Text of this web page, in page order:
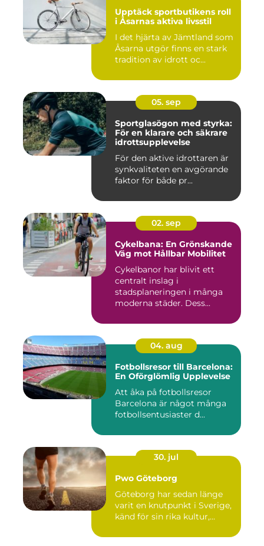
Upptäck sportbutikens roll
i Åsarnas aktiva livsstil
I det hjärta av Jämtland som
Åsarna utgör finns en stark
tradition av idrott oc...
05. sep
Sportglasögon med styrka:
För en klarare och säkrare
idrottsupplevelse
För den aktive idrottaren är
synkvaliteten en avgörande
faktor för både pr...
02. sep
Cykelbana: En Grönskande
Väg mot Hållbar Mobilitet
Cykelbanor har blivit ett
centralt inslag i
stadsplaneringen i många
moderna städer. Dess...
04. aug
Fotbollsresor till Barcelona:
En Oförglömlig Upplevelse
Att åka på fotbollsresor
Barcelona är något många
fotbollsentusiaster d...
30. jul
Pwo Göteborg
Göteborg har sedan länge
varit en knutpunkt i Sverige,
känd för sin rika kultur,...